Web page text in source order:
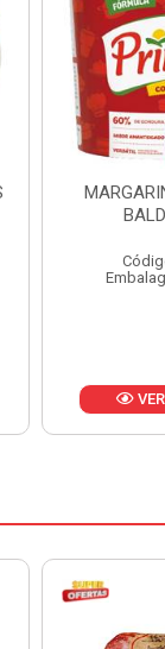
CAIXA